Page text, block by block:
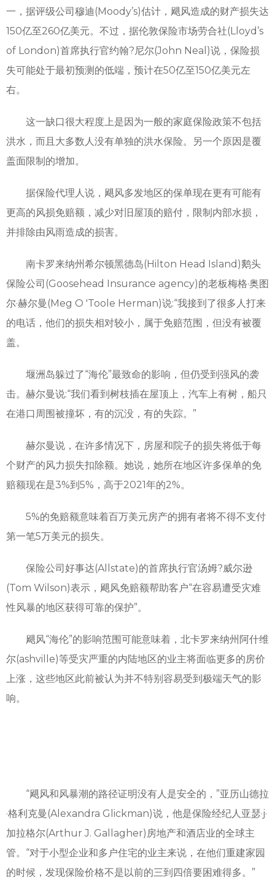
一，据评级公司穆迪(Moody’s)估计，飓风造成的财产损失达
150亿至260亿美元。不过，据伦敦保险市场劳合社(Lloyd’s
of London)首席执行官约翰?尼尔(John Neal)说，保险损
失可能处于最初预测的低端，预计在50亿至150亿美元左
右。
这一缺口很大程度上是因为一般的家庭保险政策不包括
洪水，而且大多数人没有单独的洪水保险。另一个原因是覆
盖面限制的增加。
据保险代理人说，飓风多发地区的保单现在更有可能有
更高的风损免赔额，减少对旧屋顶的赔付，限制内部水损，
并排除由风雨造成的损害。
南卡罗来纳州希尔顿黑德岛(Hilton Head Island)鹅头
保险公司(Goosehead Insurance agency)的老板梅格·奥图
尔·赫尔曼(Meg O 'Toole Herman)说:“我接到了很多人打来
的电话，他们的损失相对较小，属于免赔范围，但没有被覆
盖。
堰洲岛躲过了“海伦”最致命的影响，但仍受到强风的袭
击。赫尔曼说:“我们看到树枝插在屋顶上，汽车上有树，船只
在港口周围被撞坏，有的沉没，有的失踪。”
赫尔曼说，在许多情况下，房屋和院子的损失将低于每
个财产的风力损失扣除额。她说，她所在地区许多保单的免
赔额现在是3%到5%，高于2021年的2%。
5%的免赔额意味着百万美元房产的拥有者将不得不支付
第一笔5万美元的损失。
保险公司好事达(Allstate)的首席执行官汤姆?威尔逊
(Tom Wilson)表示，飓风免赔额帮助客户“在容易遭受灾难
性风暴的地区获得可靠的保护”。
飓风“海伦”的影响范围可能意味着，北卡罗来纳州阿什维
尔(ashville)等受灾严重的内陆地区的业主将面临更多的房价
上涨，这些地区此前被认为并不特别容易受到极端天气的影
响。
“飓风和风暴潮的路径证明没有人是安全的，”亚历山德拉
·格利克曼(Alexandra Glickman)说，他是保险经纪人亚瑟·j·
加拉格尔(Arthur J. Gallagher)房地产和酒店业的全球主
管。“对于小型企业和多户住宅的业主来说，在他们重建家园
的时候，发现保险价格不是以前的三到四倍要困难得多。”